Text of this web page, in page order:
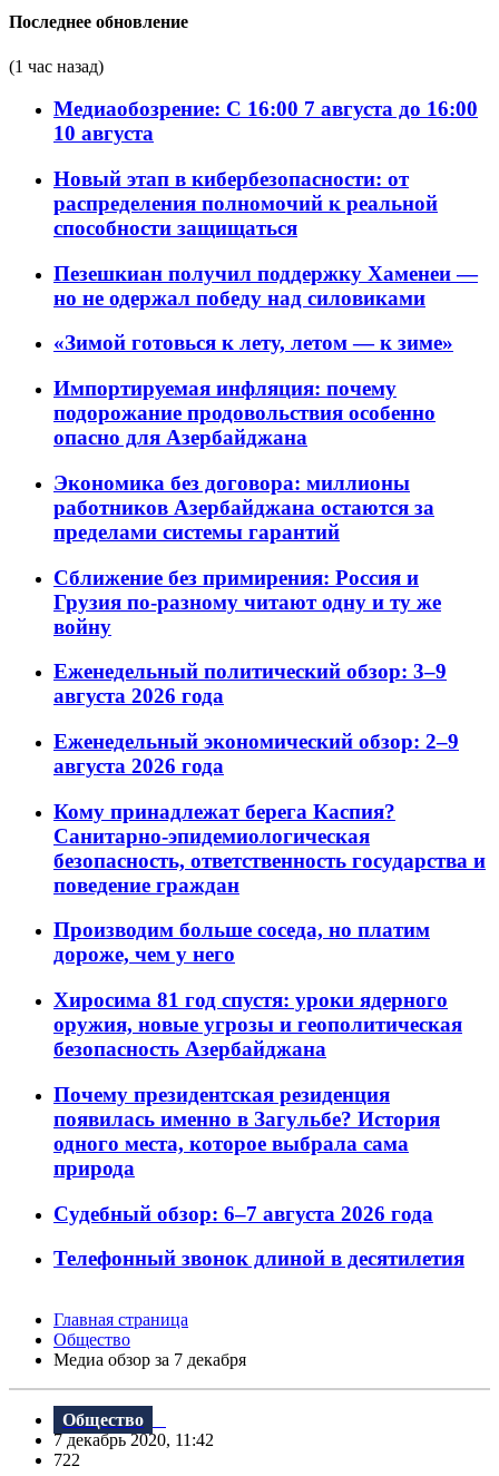
Последнее обновление
(1 час назад)
Медиаобозрение: С 16:00 7 августа до 16:00
10 августа
Новый этап в кибербезопасности: от
распределения полномочий к реальной
способности защищаться
Пезешкиан получил поддержку Хаменеи —
но не одержал победу над силовиками
«Зимой готовься к лету, летом — к зиме»
Импортируемая инфляция: почему
подорожание продовольствия особенно
опасно для Азербайджана
Экономика без договора: миллионы
работников Азербайджана остаются за
пределами системы гарантий
Сближение без примирения: Россия и
Грузия по-разному читают одну и ту же
войну
Еженедельный политический обзор: 3–9
августа 2026 года
Еженедельный экономический обзор: 2–9
августа 2026 года
Кому принадлежат берега Каспия?
Санитарно-эпидемиологическая
безопасность, ответственность государства и
поведение граждан
Производим больше соседа, но платим
дороже, чем у него
Хиросима 81 год спустя: уроки ядерного
оружия, новые угрозы и геополитическая
безопасность Азербайджана
Почему президентская резиденция
появилась именно в Загульбе? История
одного места, которое выбрала сама
природа
Судебный обзор: 6–7 августа 2026 года
Телефонный звонок длиной в десятилетия
Главная страница
Общество
Meдиа обзор за 7 декабря
Общество
7 декабрь 2020, 11:42
722